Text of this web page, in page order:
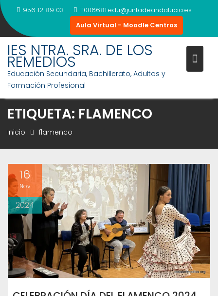
Saltar
al
contenido
956 12 89 03
11006681.edu@juntadeandalucia.es
Aula Virtual - Moodle Centros
IES NTRA. SRA. DE LOS
REMEDIOS
Educación Secundaria, Bachillerato, Adultos y
Formación Profesional
ETIQUETA: FLAMENCO
Inicio flamenco
16
Nov
2024